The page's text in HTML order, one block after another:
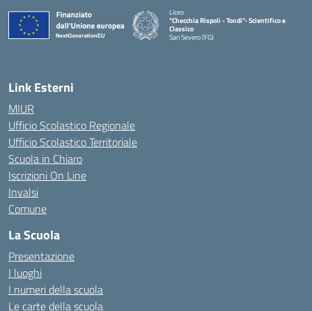
Liceo
"Checchia Rispoli - Tondi"- Scientifico e
Classico
San Severo (FG)
Link Esterni
MIUR
Ufficio Scolastico Regionale
Ufficio Scolastico Territoriale
Scuola in Chiaro
Iscrizioni On Line
Invalsi
Comune
La Scuola
Presentazione
I luoghi
I numeri della scuola
Le carte della scuola